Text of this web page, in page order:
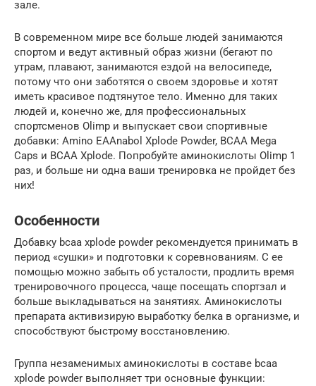
зале.
В современном мире все больше людей занимаются
спортом и ведут активный образ жизни (бегают по
утрам, плавают, занимаются ездой на велосипеде,
потому что они заботятся о своем здоровье и хотят
иметь красивое подтянутое тело. Именно для таких
людей и, конечно же, для профессиональных
спортсменов Olimp и выпускает свои спортивные
добавки: Amino EAAnabol Xplode Powder, BCAA Mega
Caps и BCAA Xplode. Попробуйте аминокислоты Olimp 1
раз, и больше ни одна ваши тренировка не пройдет без
них!
Особенности
Добавку bcaa xplode powder рекомендуется принимать в
период «сушки» и подготовки к соревнованиям. С ее
помощью можно забыть об усталости, продлить время
тренировочного процесса, чаще посещать спортзал и
больше выкладываться на занятиях. Аминокислоты
препарата активизирую выработку белка в организме, и
способствуют быстрому восстановлению.
Группа незаменимых аминокислоты в составе bcaa
xplode powder выполняет три основные функции: